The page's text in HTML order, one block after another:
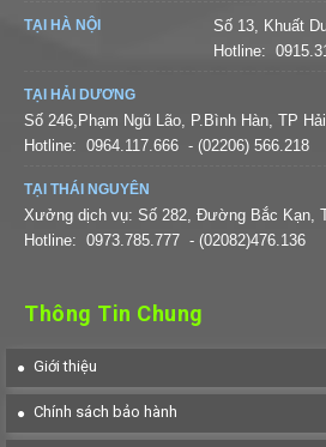
TẠI HÀ NỘI
Số 13, Khuất
Hotline:
TẠI HẢI DƯƠNG
Số 246,Phạm Ngũ Lão, P.Bình Hàn, TP
Hotline: 0964.117.666 - (02206) 566.218
TẠI THÁI NGUYÊN
Xưởng dịch vụ: Số 282, Đường Bắc Kạn,
Hotline: 0973.785.777 - (02082)476.136
Thông Tin Chung
Giới thiệu
Chính sách bảo hành